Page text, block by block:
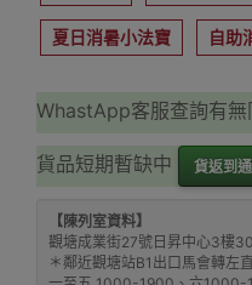
夏日消暑小法寶 自助
WhastApp客服查詢有無
貨品短期暫缺中 貨返到
【陳列室資料】
觀塘成業街27號日昇中心3樓
＊鄰近觀塘站B1出口馬會轉左